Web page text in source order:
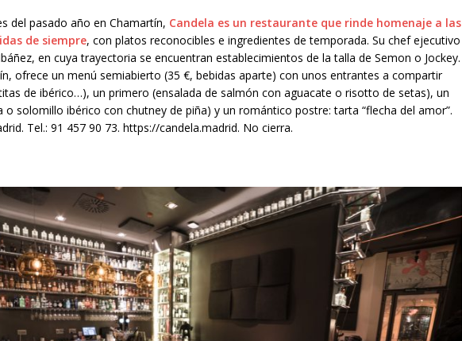
del pasado año en Chamartín, Candela es un restaurante que rinde homenaje a las
de siempre, con platos reconocibles e ingredientes de temporada. Su chef ejecutivo
en cuya trayectoria se encuentran establecimientos de la talla de Semon o Jockey.
ofrece un menú semiabierto (35 €, bebidas aparte) con unos entrantes a compartir
de ibérico…), un primero (ensalada de salmón con aguacate o risotto de setas), un
o solomillo ibérico con chutney de piña) y un romántico postre: tarta “flecha del amor”.
Tel.: 91 457 90 73. https://candela.madrid. No cierra.